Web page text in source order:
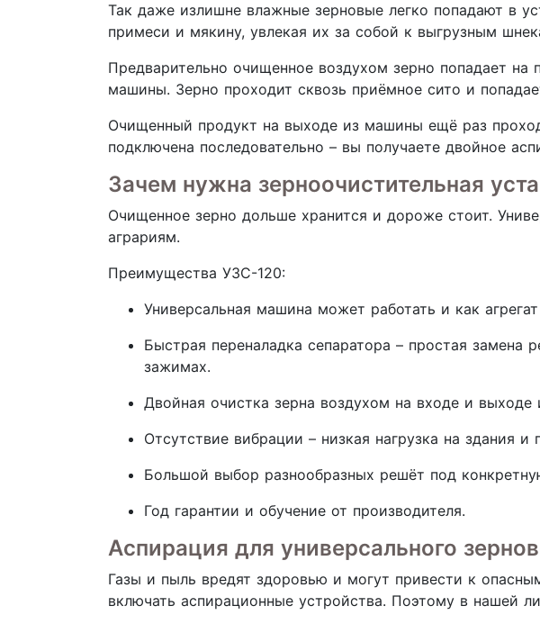
Так даже излишне влажные зерновые легко попадают в
примеси и мякину, увлекая их за собой к выгрузным
Предварительно очищенное воздухом зерно попадает
машины. Зерно проходит сквозь приёмное сито и
Очищенный продукт на выходе из машины ещё раз
подключена последовательно – вы получаете двойное
Зачем нужна зерноочистительная
Очищенное зерно дольше хранится и дороже стоит.
аграриям.
Преимущества УЗС-120:
Универсальная машина может работать и как
Быстрая переналадка сепаратора – простая замена
зажимах.
Двойная очистка зерна воздухом на входе и
Отсутствие вибрации – низкая нагрузка на здания и
Большой выбор разнообразных решёт под
Год гарантии и обучение от производителя.
Аспирация для универсального
Газы и пыль вредят здоровью и могут привести к
включать аспирационные устройства. Поэтому в нашей